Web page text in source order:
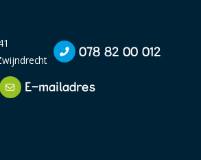
078 82 00 012
E-mailadres